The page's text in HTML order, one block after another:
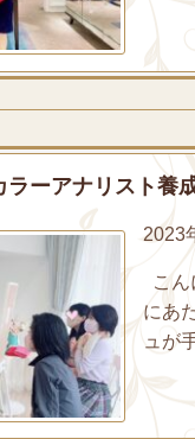
ラーアナリスト養
2023
こ
にあ
ュが